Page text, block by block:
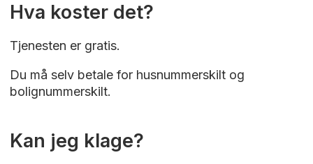
Hva koster det?
Tjenesten er gratis.
Du må selv betale for husnummerskilt og
bolignummerskilt.
Kan jeg klage?